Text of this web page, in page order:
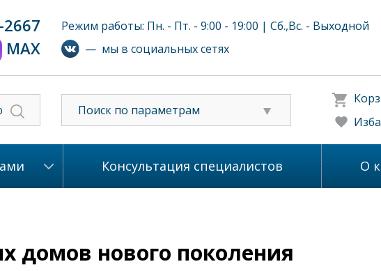
2667
MAX
Режим работы: Пн. - Пт. - 9:00 - 19:00 | Сб.,Вс. - Выходной
— мы в социальных сетях
Поиск по параметрам
Консультация специалистов О
домов нового поколения